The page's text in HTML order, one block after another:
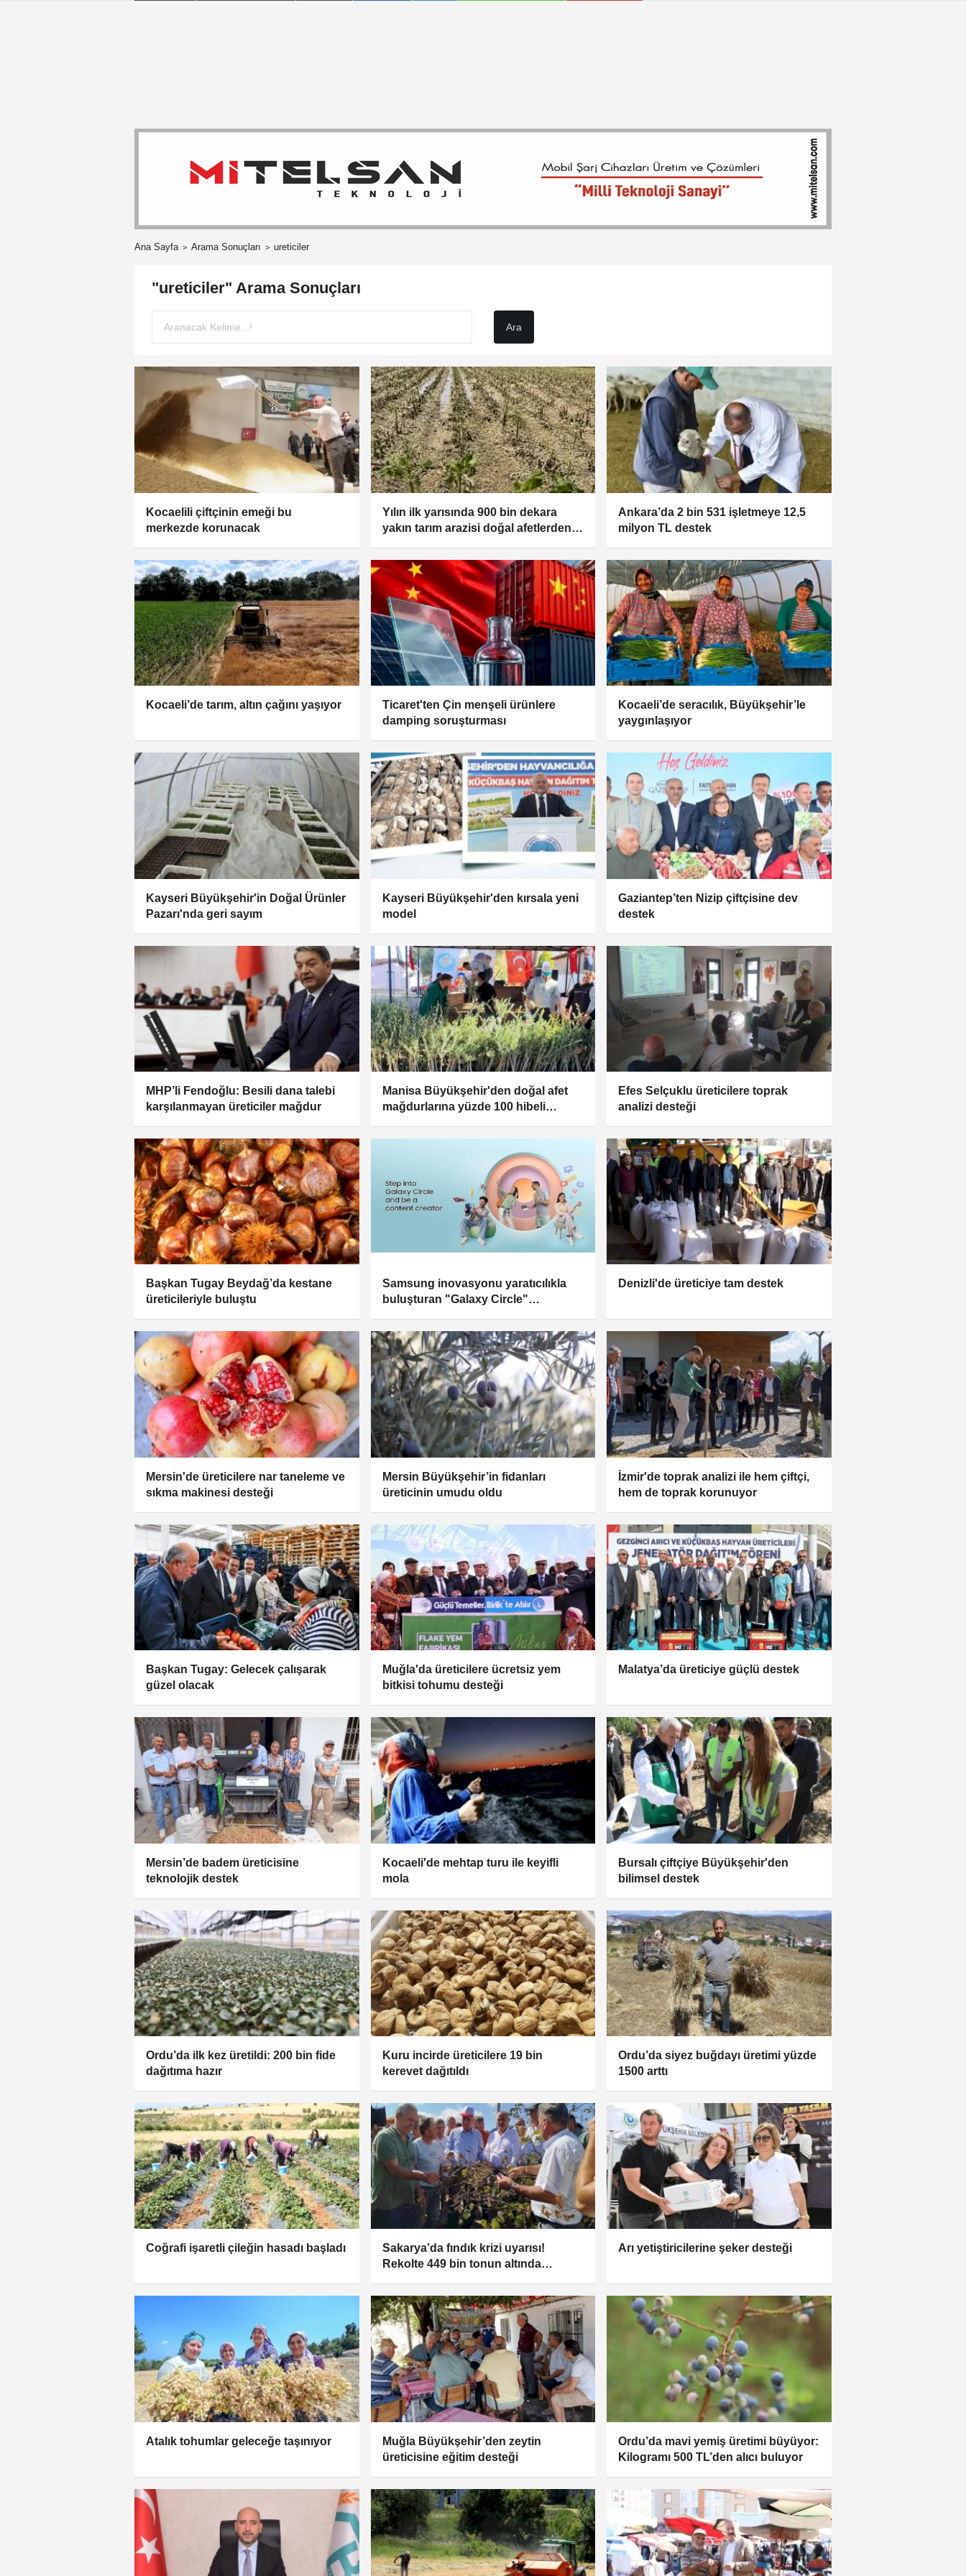
Ana Sayfa Arama Sonuçları ureticiler
"ureticiler" Arama Sonuçları
Kocaelili çiftçinin emeği bu
merkezde korunacak
Yılın ilk yarısında 900 bin dekara
yakın tarım arazisi doğal afetlerden
Ankara’da 2 bin 531 işletmeye 12,5
milyon TL destek
Kocaeli’de tarım, altın çağını yaşıyor
Ticaret'ten Çin menşeli ürünlere
damping soruşturması
Kocaeli’de seracılık, Büyükşehir’le
yaygınlaşıyor
Kayseri Büyükşehir'in Doğal Ürünler
Pazarı'nda geri sayım
Kayseri Büyükşehir'den kırsala yeni
model
Gaziantep’ten Nizip çiftçisine dev
destek
MHP’li Fendoğlu: Besili dana talebi
karşılanmayan üreticiler mağdur
Manisa Büyükşehir'den doğal afet
mağdurlarına yüzde 100 hibeli
Efes Selçuklu üreticilere toprak
analizi desteği
Başkan Tugay Beydağ’da kestane
üreticileriyle buluştu
Samsung inovasyonu yaratıcılıkla
buluşturan "Galaxy Circle"
Denizli'de üreticiye tam destek
Mersin'de üreticilere nar taneleme ve
sıkma makinesi desteği
Mersin Büyükşehir’in fidanları
üreticinin umudu oldu
İzmir'de toprak analizi ile hem çiftçi,
hem de toprak korunuyor
Başkan Tugay: Gelecek çalışarak
güzel olacak
Muğla'da üreticilere ücretsiz yem
bitkisi tohumu desteği
Malatya’da üreticiye güçlü destek
Mersin’de badem üreticisine
teknolojik destek
Kocaeli'de mehtap turu ile keyifli
mola
Bursalı çiftçiye Büyükşehir'den
bilimsel destek
Ordu’da ilk kez üretildi: 200 bin fide
dağıtıma hazır
Kuru incirde üreticilere 19 bin
kerevet dağıtıldı
Ordu’da siyez buğdayı üretimi yüzde
1500 arttı
Coğrafi işaretli çileğin hasadı başladı
Sakarya’da fındık krizi uyarısı!
Rekolte 449 bin tonun altında
Arı yetiştiricilerine şeker desteği
Atalık tohumlar geleceğe taşınıyor
Muğla Büyükşehir’den zeytin
üreticisine eğitim desteği
Ordu’da mavi yemiş üretimi büyüyor:
Kilogramı 500 TL’den alıcı buluyor